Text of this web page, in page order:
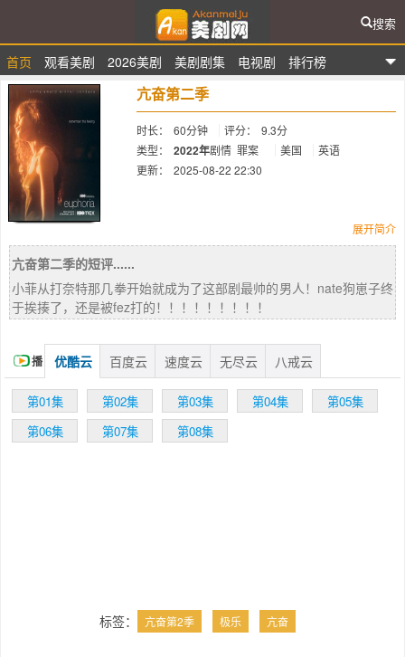
爱看美剧网
首页 观看美剧 2026美剧 美剧剧集 电视剧 排行榜
搜索
亢奋第二季
时长： 60分钟 评分：
9.3分
类型：
2022年剧情 罪案 美国
英语
更新：
2025-08-22 22:30
第二季。讲述在一群青少年试图通过毒品﹑性
爱和暴力来逃避现实，以应对无法确定的未
展开简介
亢奋第二季的短评......
小菲从打奈特那几拳开始就成为了这部剧最帅的男人！nate狗崽子终
于挨揍了，还是被fez打的！！！！！！！！！
播 优酷云 百度云 速度云 无尽云 八戒云
第01集 第02集 第03集 第04集
第05集
第06集
第07集 第08集
标签： 亢奋第2季 极乐 亢奋